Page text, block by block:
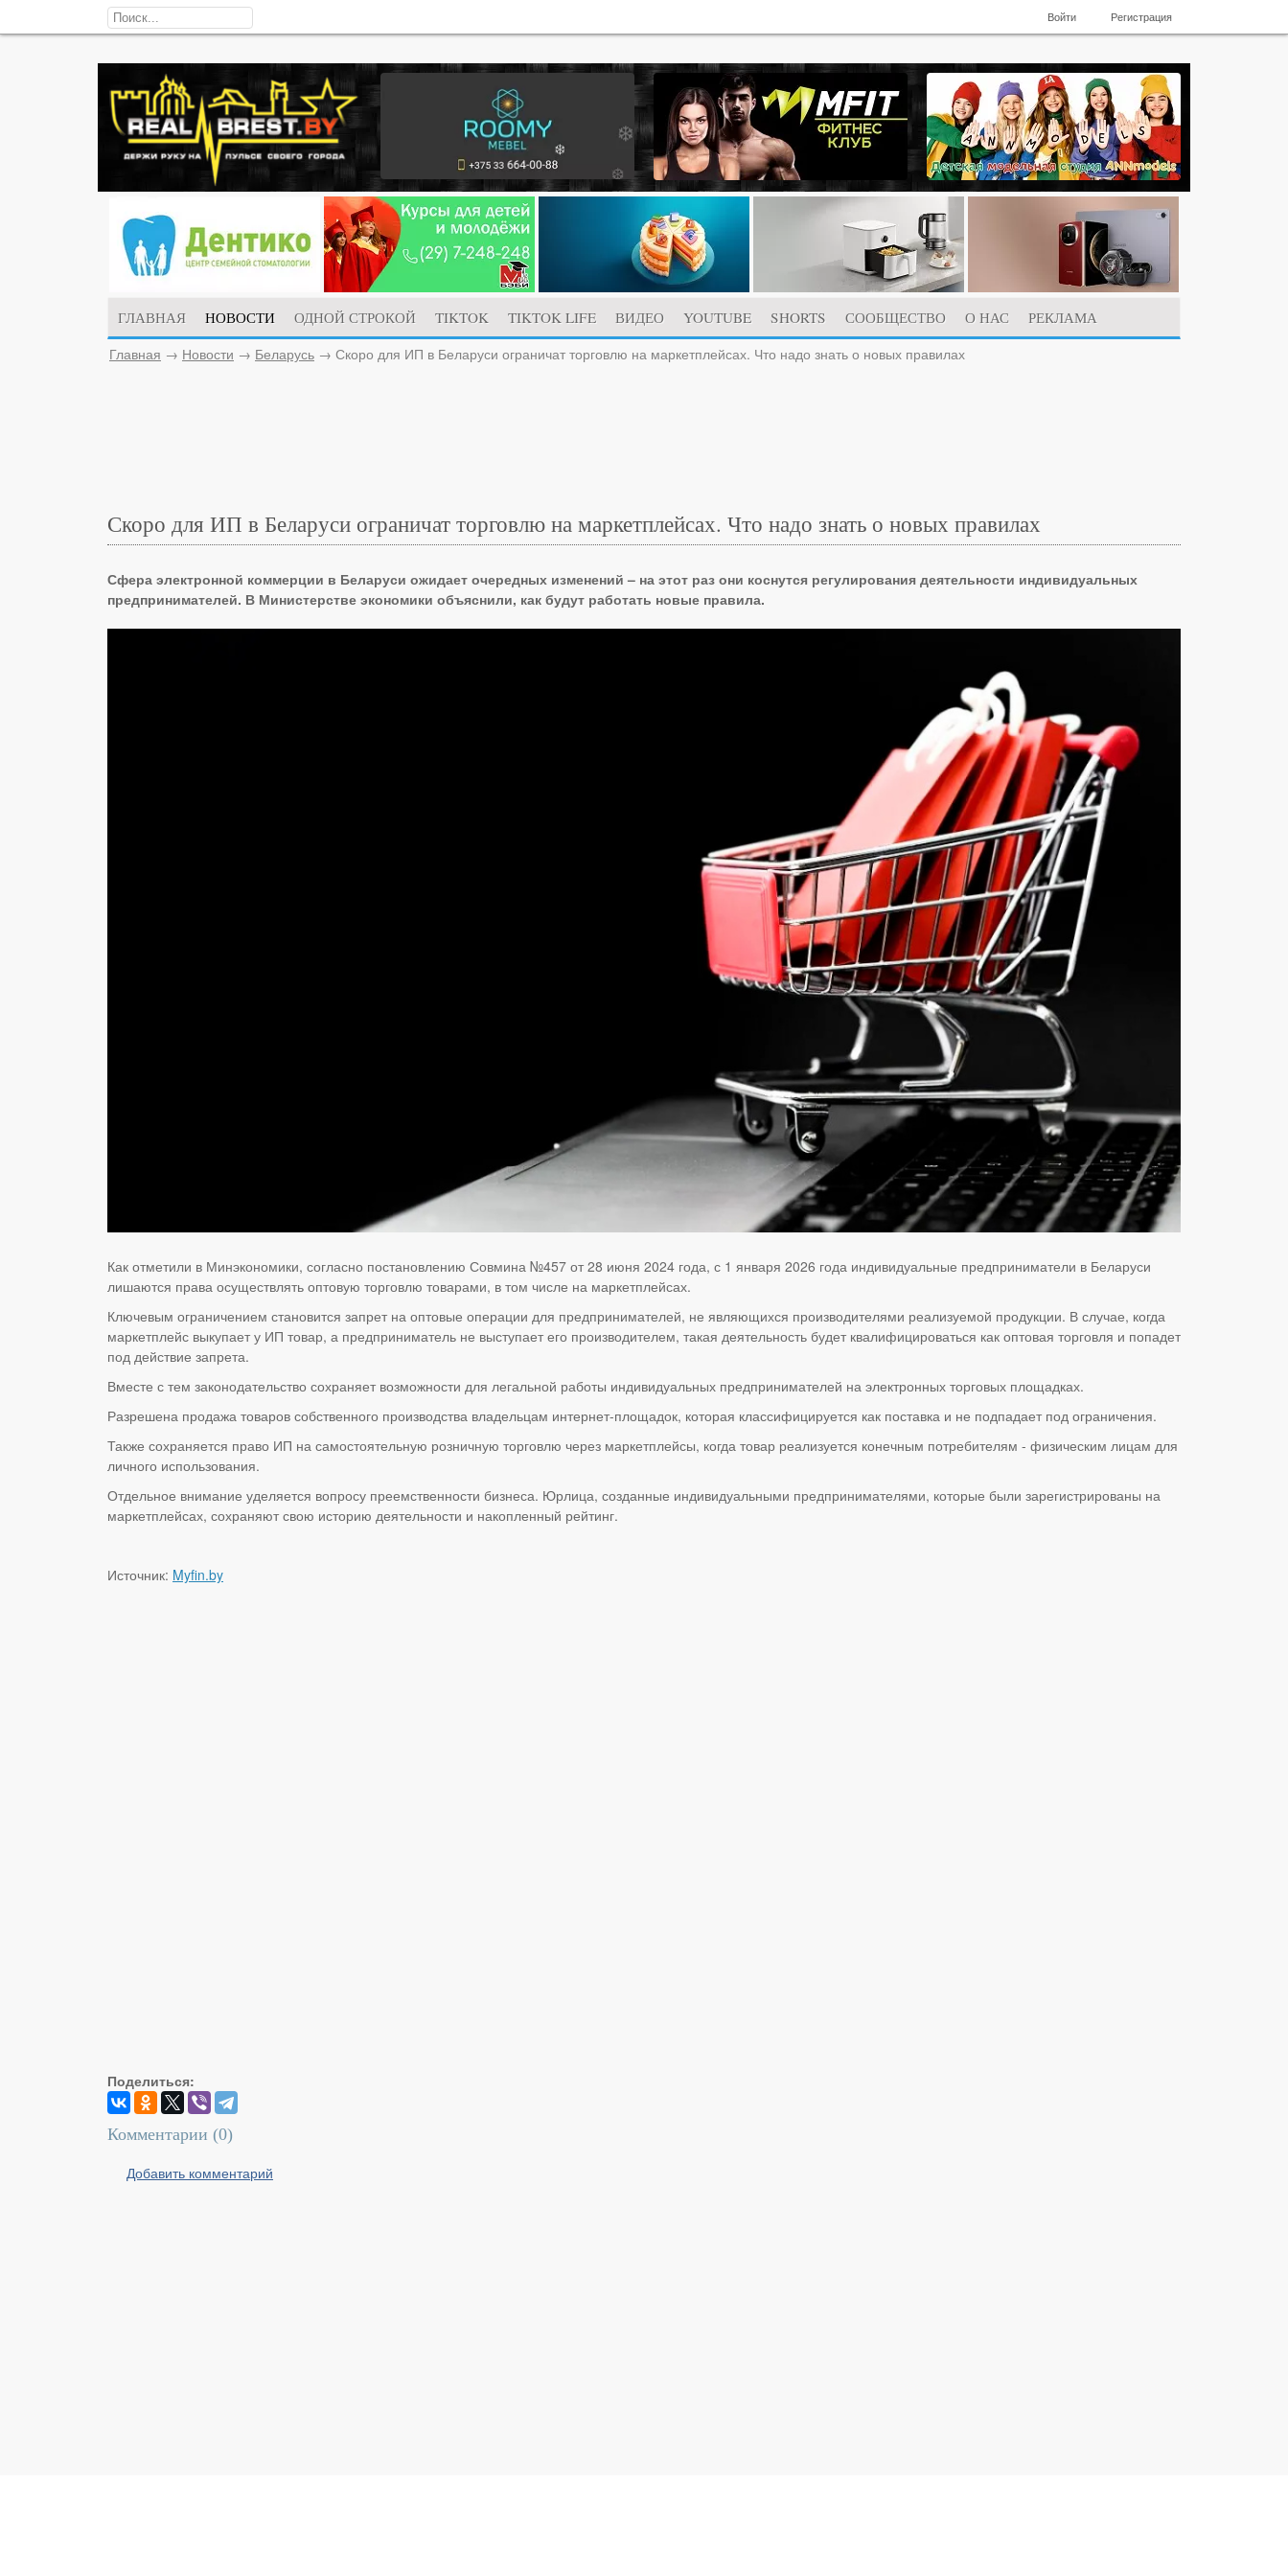
Войти Регистрация
ГЛАВНАЯ НОВОСТИ ОДНОЙ СТРОКОЙ TIKTOK TIKTOK LIFE ВИДЕО YOUTUBE SHORTS СООБЩЕСТВО О НАС
РЕКЛАМА
Главная → Новости → Беларусь → Скоро для ИП в Беларуси ограничат торговлю на маркетплейсах. Что надо знать о новых правилах
Скоро для ИП в Беларуси ограничат торговлю на маркетплейсах. Что надо знать о новых правилах
Сфера электронной коммерции в Беларуси ожидает очередных изменений – на этот раз они коснутся регулирования деятельности индивидуальных
предпринимателей. В Министерстве экономики объяснили, как будут работать новые правила.
Как отметили в Минэкономики, согласно постановлению Совмина №457 от 28 июня 2024 года, с 1 января 2026 года индивидуальные предприниматели в Беларуси
лишаются права осуществлять оптовую торговлю товарами, в том числе на маркетплейсах.
Ключевым ограничением становится запрет на оптовые операции для предпринимателей, не являющихся производителями реализуемой продукции. В случае, когда
маркетплейс выкупает у ИП товар, а предприниматель не выступает его производителем, такая деятельность будет квалифицироваться как оптовая торговля и попадет
под действие запрета.
Вместе с тем законодательство сохраняет возможности для легальной работы индивидуальных предпринимателей на электронных торговых площадках.
Разрешена продажа товаров собственного производства владельцам интернет-площадок, которая классифицируется как поставка и не подпадает под ограничения.
Также сохраняется право ИП на самостоятельную розничную торговлю через маркетплейсы, когда товар реализуется конечным потребителям - физическим лицам для
личного использования.
Отдельное внимание уделяется вопросу преемственности бизнеса. Юрлица, созданные индивидуальными предпринимателями, которые были зарегистрированы на
маркетплейсах, сохраняют свою историю деятельности и накопленный рейтинг.
Источник: Myfin.by
Поделиться:
Комментарии (0)
Добавить комментарий